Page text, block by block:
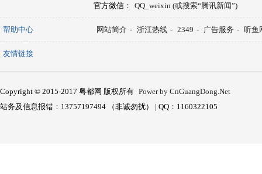
官方微信：
QQ_weixin (或搜索“腾讯新闻”)
帮助中心 网站简介 - 浙江热线 - 2349 - 广告服务 - 听鱼
友情链接
Copyright © 2015-2017 粤都网 版权所有 Power by CnGuangDong.Net
站务及信息报错：13757197494 （非诚勿扰） | QQ：1160322105